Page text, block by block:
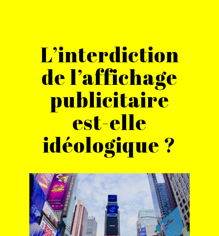
L’interdiction
de l’affichage
publicitaire
est-elle
idéologique ?